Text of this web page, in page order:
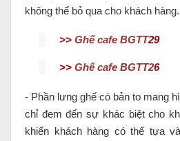
không thể bỏ qua cho khách hàng.
>> Ghế cafe BGTT29
>> Ghế cafe BGTT26
- Phần lưng ghế có bản to mang
chỉ đem đến sự khác biệt cho
khiến khách hàng có thể tựa